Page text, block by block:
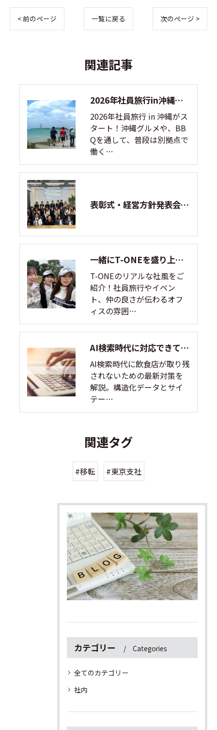
< 前のページ 一覧に戻る 次のページ >
関連記事
2026年社員旅行in沖縄！！🌺 1日目
2026年社員旅行 in 沖縄がス
タート！沖縄グルメや、BB
Qを通して、普段は別拠点で
働く…
表彰式・経営方針発表会を行いました！
一緒にT-ONEを盛り上げてくれる仲間を募集します！
T-ONEのリアルな社風をご
紹介！社員旅行やイベン
ト、仲の良さが伝わるオフ
ィスの雰囲…
AI検索時代に対応できていますか？
AI検索時代に飲食店が取り残
されないための最新対策を
解説。構造化データとサイ
テー…
関連タグ
#移転 #東京支社
カテゴリー Categories
全てのカテゴリー
社内